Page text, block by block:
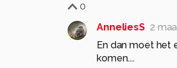
0
AnneliesS 2
En dan moet het
komen....